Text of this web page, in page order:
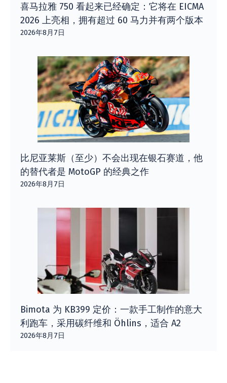
喜马拉雅 750 看起来已经确定：它将在 EICMA
2026 上亮相，拥有超过 60 马力并有两个版本
2026年8月7日
比尼亚莱斯（至少）不会出现在银石赛道，他
的替代者是 MotoGP 的经典之作
2026年8月7日
Bimota 为 KB399 定价：一款手工制作的意大
利跑车，采用碳纤维和 Öhlins，适合 A2
2026年8月7日